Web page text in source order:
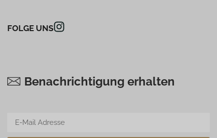
FOLGE UNS
Benachrichtigung erhalten